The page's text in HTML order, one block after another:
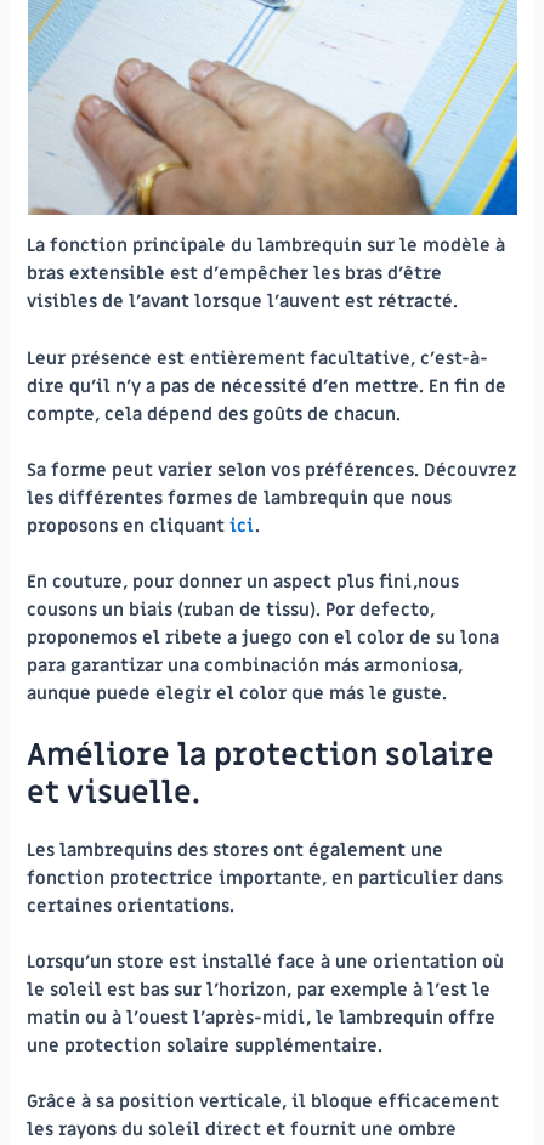
La fonction principale du lambrequin sur le modèle à
bras extensible est d’empêcher les bras d’être
visibles de l’avant lorsque l’auvent est rétracté.
Leur présence est entièrement facultative, c’est-à-
dire qu’il n’y a pas de nécessité d’en mettre. En fin de
compte, cela dépend des goûts de chacun.
Sa forme peut varier selon vos préférences. Découvrez
les différentes formes de lambrequin que nous
proposons en cliquantici.
En couture, pour donner un aspect plus fini,nous
cousons un biais (ruban de tissu). Por defecto,
proponemos el ribete a juego con el color de su lona
para garantizar una combinación más armoniosa,
aunque puede elegir el color que más le guste.
Améliore la protection solaire
et visuelle.
Les lambrequins des stores ont également une
fonction protectrice importante, en particulier dans
certaines orientations.
Lorsqu’un store est installé face à une orientation où
le soleil est bas sur l’horizon, par exemple à l’est le
matin ou à l’ouest l’après-midi, le lambrequin offre
une protection solaire supplémentaire.
Grâce à sa position verticale, il bloque efficacement
les rayons du soleil direct et fournit une ombre